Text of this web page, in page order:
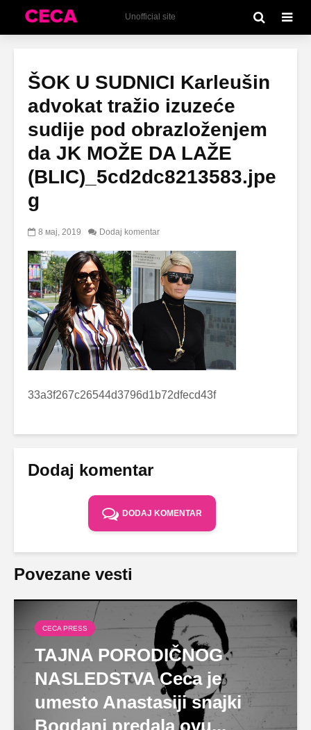
Unofficial site
ŠOK U SUDNICI Karleušin
advokat tražio izuzeće
sudije pod obrazloženjem
da JK MOŽE DA LAŽE
(BLIC)_5cd2dc8213583.jpe
g
8 мај, 2019 Dodaj komentar
33a3f267c26544d3796d1b72dfecd43f
Dodaj komentar
DODAJ KOMENTAR
Povezane vesti
CECA PRESS
TAJNA PORODIČNOG
NASLEDSTVA Ceca je
umesto Anastasiji snajki
Bogdani predala ovu...